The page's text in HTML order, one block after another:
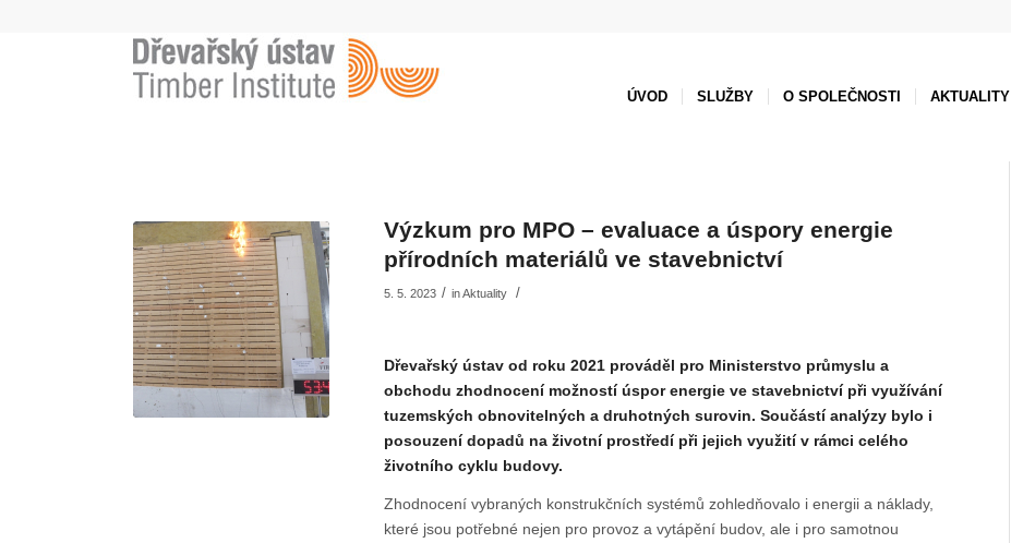
ÚVOD SLUŽBY O SPOLEČNOSTI AKTUALITY
Výzkum pro MPO – evaluace a úspory energie
přírodních materiálů ve stavebnictví
5. 5. 2023 / inAktuality /
Dřevařský ústav od roku 2021 prováděl pro Ministerstvo průmyslu a
obchodu zhodnocení možností úspor energie ve stavebnictví při využívání
tuzemských obnovitelných a druhotných surovin. Součástí analýzy bylo i
posouzení dopadů na životní prostředí při jejich využití v rámci celého
životního cyklu budovy.
Zhodnocení vybraných konstrukčních systémů zohledňovalo i energii a náklady,
které jsou potřebné nejen pro provoz a vytápění budov, ale i pro samotnou